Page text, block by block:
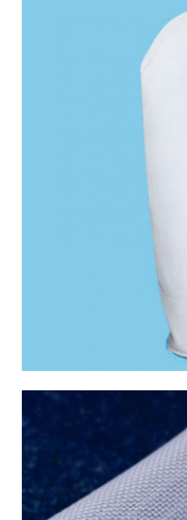
COMPANY
PRIVACY
POLICY